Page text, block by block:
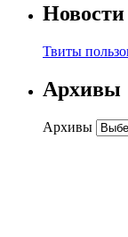
Новости
Твиты
Архивы
Архивы